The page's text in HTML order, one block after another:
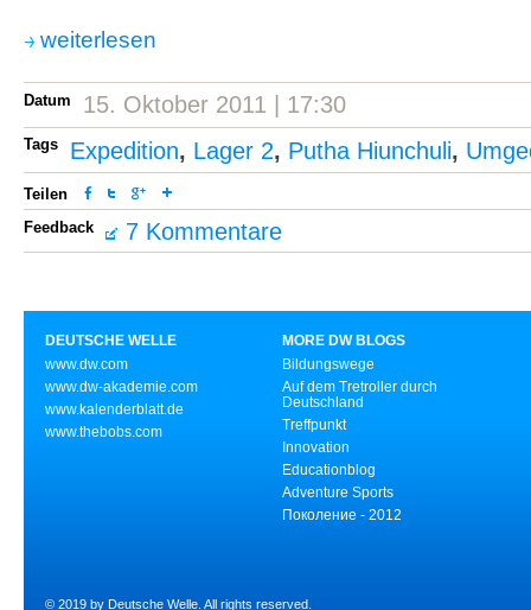
weiterlesen
Datum 15. Oktober 2011 | 17:30
Tags Expedition, Lager 2, Putha Hiunchuli,
Teilen
Feedback
7 Kommentare
DEUTSCHE WELLE
www.dw.com
www.dw-akademie.com
www.kalenderblatt.de
www.thebobs.com
MORE DW BLOGS
Bildungswege
Auf dem Tretroller durch
Deutschland
Treffpunkt
Innovation
Educationblog
Adventure Sports
Поколение - 2012
© 2019 by Deutsche Welle. All rights reserved.